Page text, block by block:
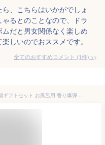
、こちらはいかがでしょ
るとのことなので、ドラ
だと男女関係なく楽しめ
しいのでおススメです。
全てのおすすめコメント (1件) >
WHDZ バスボム 入浴剤 バスボール 6個ギフトセット お風呂用 香り爆弾 プレゼント ギフト お菓子の模様 (love柄)